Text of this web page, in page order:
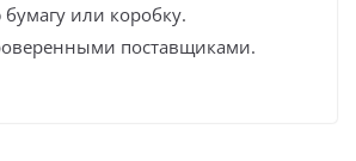
или коробку.
поставщиками.